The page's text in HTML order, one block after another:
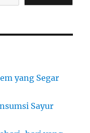
yang Segar
Sayur